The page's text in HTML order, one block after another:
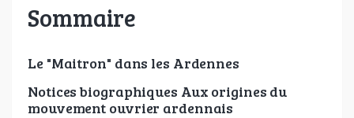
Sommaire
Le "Maitron" dans les Ardennes
Notices biographiques Aux origines du
mouvement ouvrier ardennais